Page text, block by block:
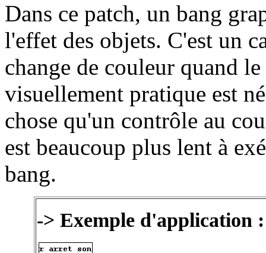
Dans ce patch, un bang
l'effet des objets. C'est un
change de couleur quand
visuellement pratique est
chose qu'un contrôle au
est beaucoup plus lent à
bang.
-> Exemple d'application